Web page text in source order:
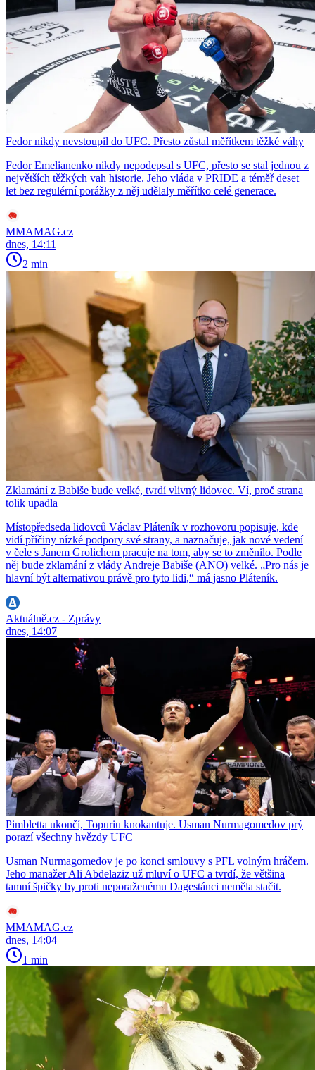
Fedor nikdy nevstoupil do UFC. Přesto zůstal měřítkem těžké váhy
Fedor Emelianenko nikdy nepodepsal s UFC, přesto se stal jednou z
největších těžkých vah historie. Jeho vláda v PRIDE a téměř deset
let bez regulérní porážky z něj udělaly měřítko celé generace.
MMAMAG.cz
dnes, 14:11
2 min
Zklamání z Babiše bude velké, tvrdí vlivný lidovec. Ví, proč strana
tolik upadla
Místopředseda lidovců Václav Pláteník v rozhovoru popisuje, kde
vidí příčiny nízké podpory své strany, a naznačuje, jak nové vedení
v čele s Janem Grolichem pracuje na tom, aby se to změnilo. Podle
něj bude zklamání z vlády Andreje Babiše (ANO) velké. „Pro nás je
hlavní být alternativou právě pro tyto lidi,“ má jasno Pláteník.
Aktuálně.cz - Zprávy
dnes, 14:07
Pimbletta ukončí, Topuriu knokautuje. Usman Nurmagomedov prý
porazí všechny hvězdy UFC
Usman Nurmagomedov je po konci smlouvy s PFL volným hráčem.
Jeho manažer Ali Abdelaziz už mluví o UFC a tvrdí, že většina
tamní špičky by proti neporaženému Dagestánci neměla stačit.
MMAMAG.cz
dnes, 14:04
1 min